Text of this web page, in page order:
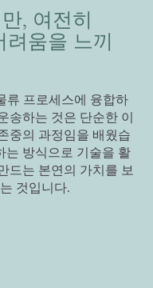
, 여전히
려움을 느끼
류 프로세스에 융합하
송하는 것은 단순한 이
중의 과정임을 배웠습
는 방식으로 기술을 활
드는 본연의 가치를 보
것입니다.